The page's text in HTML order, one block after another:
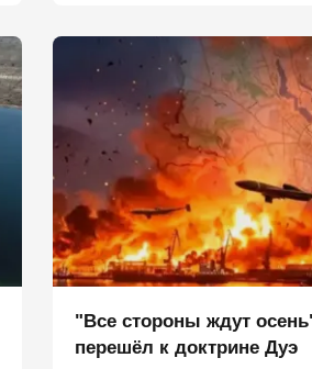
"Все стороны ждут
перешёл к доктрине Дуэ